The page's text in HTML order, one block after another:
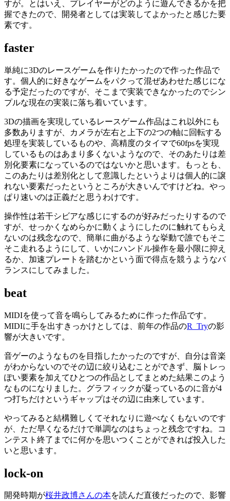
すが。とはいえ、プレイヤーがどのように遊んできるかを把
握できたので、開発者としては実装してよかったと感じた要
素です。
faster
単純に3Dのレースゲームを作りたかったので作った作品で
す。個人的に好きなゲームをパクって混ぜあわせた感じにな
る予定だったのですが、そこまで実装できなかったのでシン
プルな現在の実装に落ち着いています。
3Dの描画を実現しているレースゲーム作品はこれ以外にも
多数ありますが、カメラが左右と上下の2つの軸に回転する
処理を実装しているものや、高精度のタイマで60fpsを実現
しているものはあまり多くないようなので、そのあたりは差
別化要素になっているのではないかと思います。もっとも、
このあたりは差別化として意識したというよりは個人的に譲
れない要素だったというところが大きいんですけどね。やっ
ぱり速いのは正義だと思うわけです。
操作性は若干シビアな感じにするのが好みだったりするので
すが、せっかくなめらかに動くようにしたのに触れてもらえ
ないのは残念なので、簡単に曲がるような挙動で誰でもそこ
そこ走れるようにして、いかにハンドル操作を最小限に抑え
るか、加速プレートを踏むかという面で得点を競うようなバ
ランスにしてみました。
beat
MIDIを使って音を鳴らしてみるために作った作品です。
MIDIに手を出すきっかけとしては、前年の作品のR_Tryの影
響が大きいです。
音ゲーのようなものを目指したかったのですが、自分は音楽
がわからないのでその辺に絞り込むことができず、脳トレっ
ぽい要素を加えてひとつの作品としてまとめた結果このよう
なものになりました。グラフィックが凝っているのに音が4
つ打ちだけというギャップはその辺に由来しています。
やってみると結構難しくてそれなりに遊べなくもないのです
が、ただ早くなるだけで単調なのはちょっと残念ですね。コ
ンテスト終了までに何かを思いつくことができれば投入した
いと思います。
lock-on
開発時期が桜井政博さんの本を読んだ直後だったので、影響